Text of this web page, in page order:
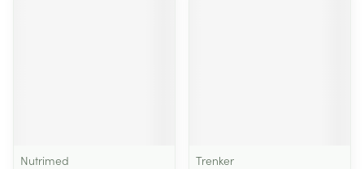
Nutrimed
Trenker